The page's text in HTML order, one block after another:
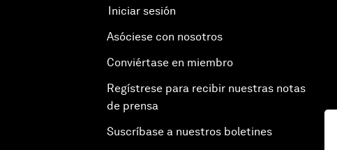
Iniciar sesión
Asóciese con nosotros
Conviértase en miembro
Regístrese para recibir nuestras notas
de prensa
Suscríbase a nuestros boletines